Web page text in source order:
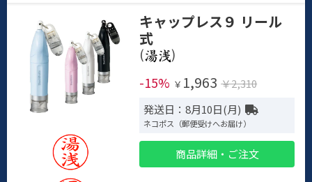
キャップレス９ リール
式
(
)
-15% ￥ 1,963 ￥2,310
発送日：8月10日(月)
ネコポス（郵便受けへお届け）
商品詳細・ご注文